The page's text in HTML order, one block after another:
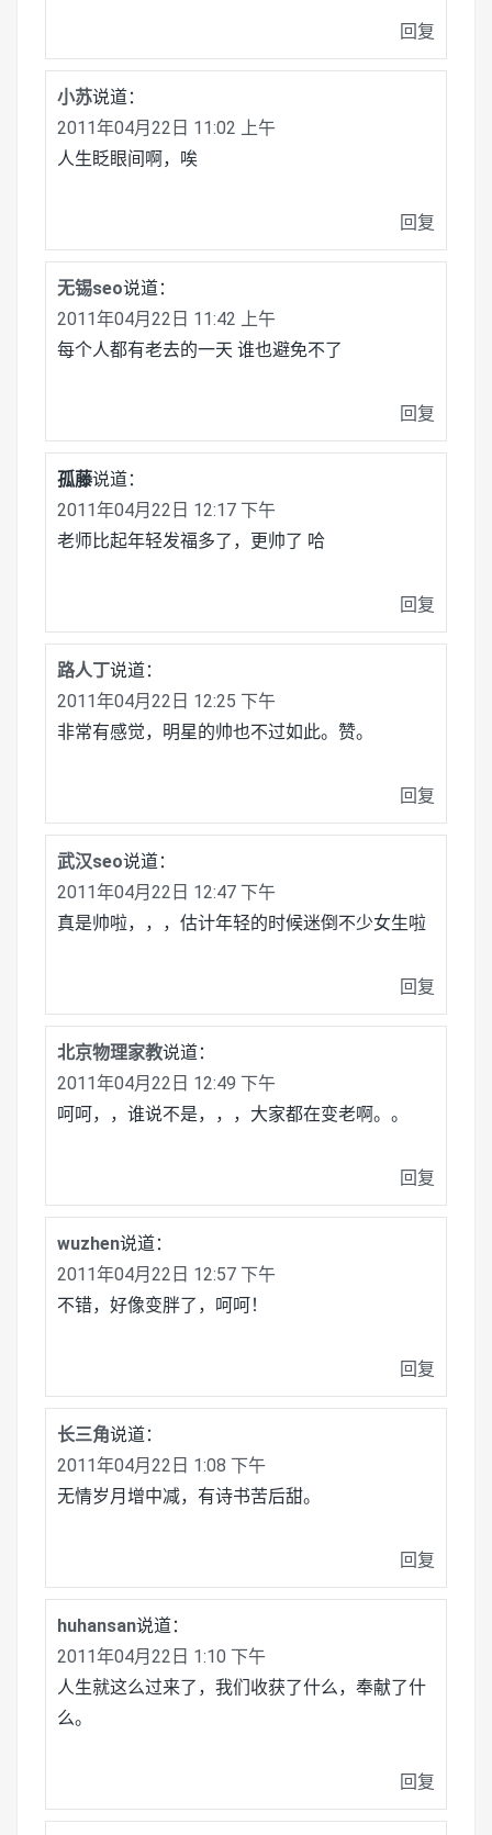
回复
小苏说道：
2011年04月22日 11:02 上午
人生眨眼间啊，唉
回复
无锡seo说道：
2011年04月22日 11:42 上午
每个人都有老去的一天 谁也避免不了
回复
孤藤说道：
2011年04月22日 12:17 下午
老师比起年轻发福多了，更帅了 哈
回复
路人丁说道：
2011年04月22日 12:25 下午
非常有感觉，明星的帅也不过如此。赞。
回复
武汉seo说道：
2011年04月22日 12:47 下午
真是帅啦，，，估计年轻的时候迷倒不少女生啦
回复
北京物理家教说道：
2011年04月22日 12:49 下午
呵呵，，谁说不是，，，大家都在变老啊。。
回复
wuzhen说道：
2011年04月22日 12:57 下午
不错，好像变胖了，呵呵！
回复
长三角说道：
2011年04月22日 1:08 下午
无情岁月增中减，有诗书苦后甜。
回复
huhansan说道：
2011年04月22日 1:10 下午
人生就这么过来了，我们收获了什么，奉献了什
么。
回复